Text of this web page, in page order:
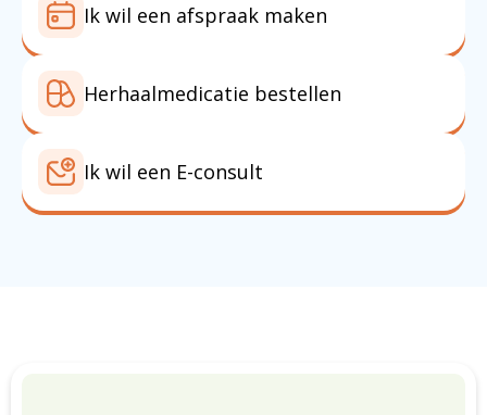
Ik wil een afspraak maken
Herhaalmedicatie bestellen
Ik wil een E-consult